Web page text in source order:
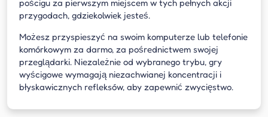
pościgu za pierwszym miejscem w tych pełnych akcji
przygodach, gdziekolwiek jesteś.
Możesz przyspieszyć na swoim komputerze lub telefonie
komórkowym za darmo, za pośrednictwem swojej
przeglądarki. Niezależnie od wybranego trybu, gry
wyścigowe wymagają niezachwianej koncentracji i
błyskawicznych refleksów, aby zapewnić zwycięstwo.